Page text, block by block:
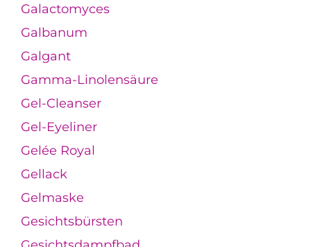
Galactomyces
Galbanum
Galgant
Gamma-Linolensäure
Gel-Cleanser
Gel-Eyeliner
Gelée Royal
Gellack
Gelmaske
Gesichtsbürsten